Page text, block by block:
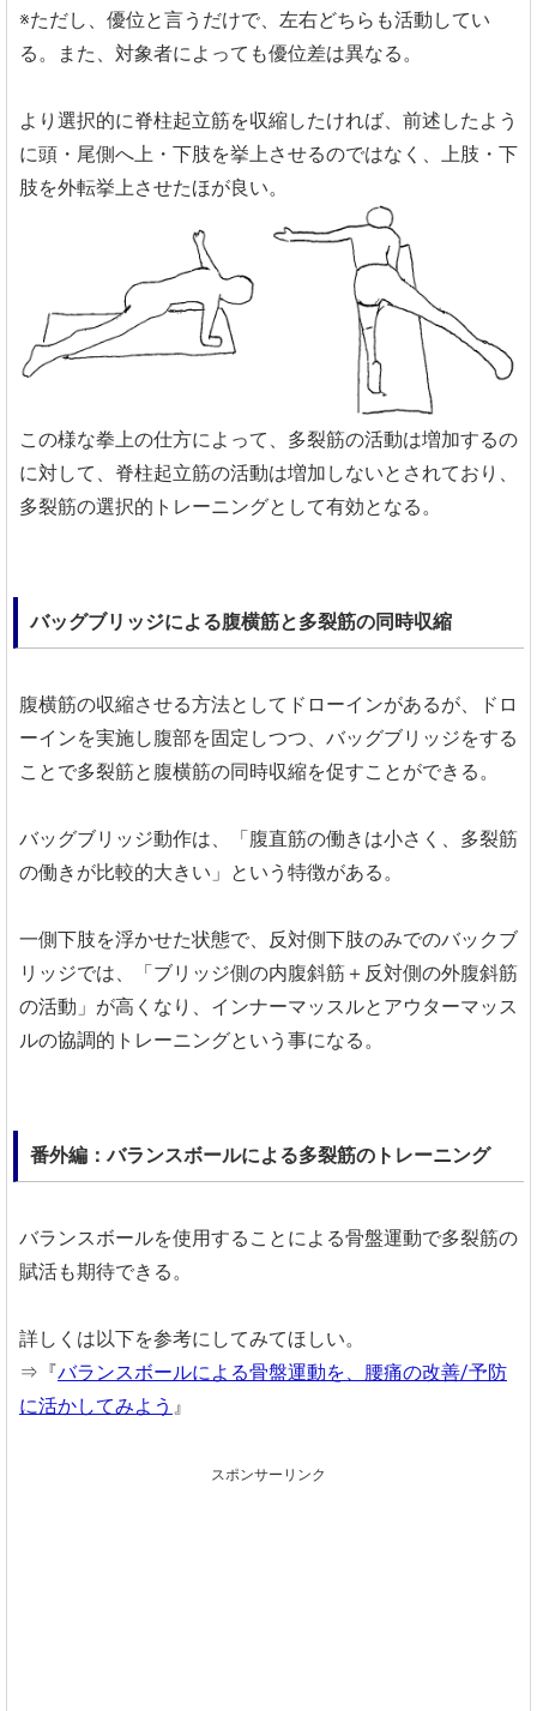
※ただし、優位と言うだけで、左右どちらも活動してい
る。また、対象者によっても優位差は異なる。
より選択的に脊柱起立筋を収縮したければ、前述したよう
に頭・尾側へ上・下肢を挙上させるのではなく、上肢・下
肢を外転挙上させたほが良い。
この様な拳上の仕方によって、多裂筋の活動は増加するの
に対して、脊柱起立筋の活動は増加しないとされており、
多裂筋の選択的トレーニングとして有効となる。
バッグブリッジによる腹横筋と多裂筋の同時収縮
腹横筋の収縮させる方法としてドローインがあるが、ドロ
ーインを実施し腹部を固定しつつ、バッグブリッジをする
ことで多裂筋と腹横筋の同時収縮を促すことができる。
バッグブリッジ動作は、「腹直筋の働きは小さく、多裂筋
の働きが比較的大きい」という特徴がある。
一側下肢を浮かせた状態で、反対側下肢のみでのバックブ
リッジでは、「ブリッジ側の内腹斜筋＋反対側の外腹斜筋
の活動」が高くなり、インナーマッスルとアウターマッス
ルの協調的トレーニングという事になる。
番外編：バランスボールによる多裂筋のトレーニング
バランスボールを使用することによる骨盤運動で多裂筋の
賦活も期待できる。
詳しくは以下を参考にしてみてほしい。
⇒『バランスボールによる骨盤運動を、腰痛の改善/予防
に活かしてみよう 』
スポンサーリンク